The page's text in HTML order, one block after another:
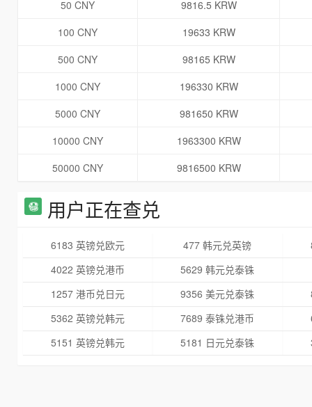
50 CNY
9816.5 KRW
100 CNY
19633 KRW
500 CNY
98165 KRW
1000 CNY
196330 KRW
5000 CNY
981650 KRW
10000 CNY
1963300 KRW
50000 CNY
9816500 KRW
用户正在查兑
6183 英镑兑欧元 477 韩元兑英镑
4022 英镑兑港币
5629 韩元兑泰铢
1257 港币兑日元
9356 美元兑泰铢
5362 英镑兑韩元
7689 泰铢兑港币
5151 英镑兑韩元
5181 日元兑泰铢